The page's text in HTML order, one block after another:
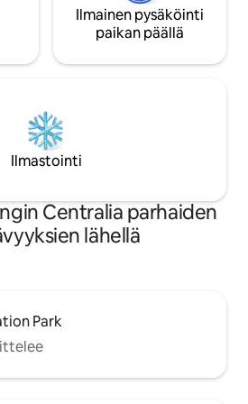
Ilmainen pysäköinti
paikan päällä
Ilmastointi
Centralia parhaiden
lähellä
Park